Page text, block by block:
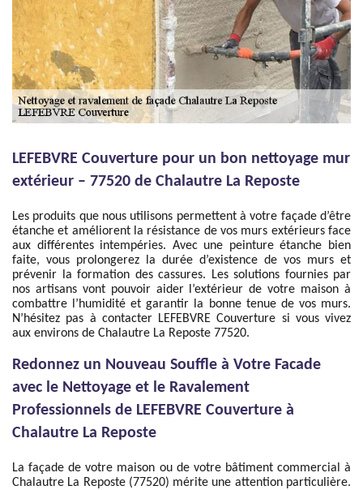
LEFEBVRE Couverture pour un bon nettoyage mur
extérieur – 77520 de Chalautre La Reposte
Les produits que nous utilisons permettent à votre façade d’être
étanche et améliorent la résistance de vos murs extérieurs face
aux différentes intempéries. Avec une peinture étanche bien
faite, vous prolongerez la durée d’existence de vos murs et
prévenir la formation des cassures. Les solutions fournies par
nos artisans vont pouvoir aider l’extérieur de votre maison à
combattre l’humidité et garantir la bonne tenue de vos murs.
N’hésitez pas à contacter LEFEBVRE Couverture si vous vivez
aux environs de Chalautre La Reposte 77520.
Redonnez un Nouveau Souffle à Votre Facade
avec le Nettoyage et le Ravalement
Professionnels de LEFEBVRE Couverture à
Chalautre La Reposte
La façade de votre maison ou de votre bâtiment commercial à
Chalautre La Reposte (77520) mérite une attention particulière.